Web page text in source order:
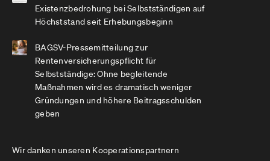
Existenzbedrohung bei Selbstständigen auf
Höchststand seit Erhebungsbeginn
BAGSV-Pressemitteilung zur
Rentenversicherungspflicht für
Selbstständige: Ohne begleitende
Maßnahmen wird es dramatisch weniger
Gründungen und höhere Beitragsschulden
geben
Wir danken unseren Kooperationspartnern